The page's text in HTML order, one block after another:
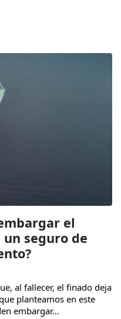
el
seguro de
al fallecer, el finado deja
planteamos en este
embargar...